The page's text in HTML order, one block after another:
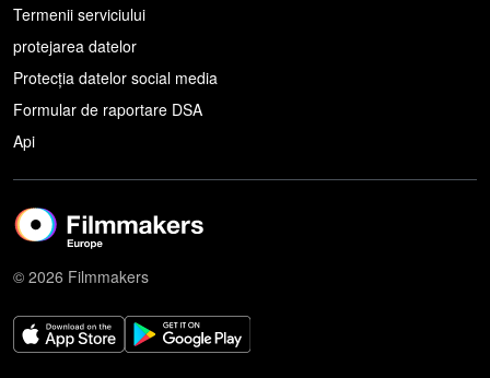
Termenii serviciului
protejarea datelor
Protecția datelor social media
Formular de raportare DSA
Api
© 2026 Filmmakers